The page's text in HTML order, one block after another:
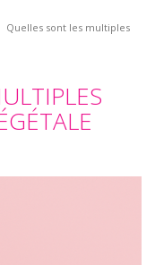
Quelles sont les multiples